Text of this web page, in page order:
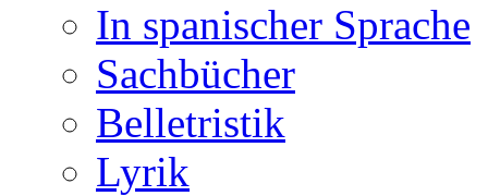
In spanischer Sprache
Sachbücher
Belletristik
Lyrik